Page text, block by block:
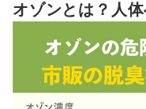
オゾンとは？人